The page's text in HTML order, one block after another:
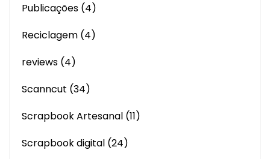
Publicações (4)
Reciclagem (4)
reviews (4)
Scanncut (34)
Scrapbook Artesanal (11)
Scrapbook digital (24)